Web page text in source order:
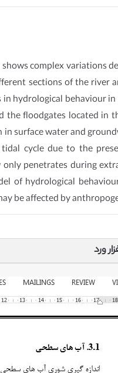
complex variations
sections of the river
hydrological behaviour
floodgates located in
surface water and
cycle due to the
penetrates during
of hydrological
be affected by
ورد